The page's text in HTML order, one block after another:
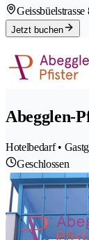
Geissbüelstrasse
Jetzt buchen
Abegglen-
Hotelbedarf •
Geschlossen